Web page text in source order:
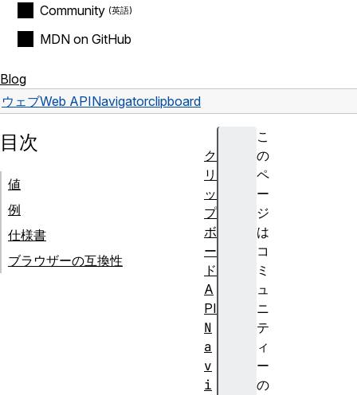
Community
MDN on GitHub
Blog
ウェブWeb APINavigatorclipboard
こ
の
ペ
ー
ジ
は
コ
ミ
ュ
ニ
テ
ィ
ー
の
目次
値
例
仕様書
ブラウザーの互換性
ク
リ
ッ
プ
ボ
ー
ド
A
PI
N
a
v
i